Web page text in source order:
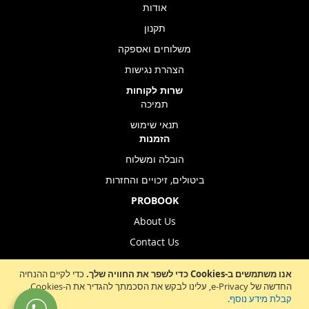
אנו משתמשים ב-Cookies כדי לשפר את החוויה שלך.
כדי לקיים ההנחיה
החדשה של e-Privacy, עלינו לבקש את הסכמתך להגדיר את ה-Cookies.
קבלת מידע נוסף.
אודות
תקנון
משלוחים ואספקה
הצהרת נגישות
שרות לקוחות
תמיכה
תנאי שימוש
הזמנות
הובלה ומשלוח
ביטולים, זיכויים והחזרות
PROBOOK
About Us
Contact Us
Store Location